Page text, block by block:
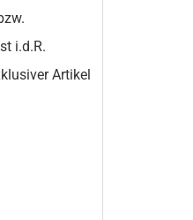
i.d.R.
Artikel